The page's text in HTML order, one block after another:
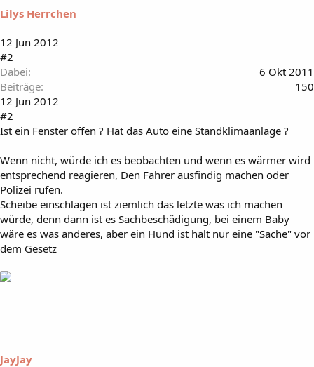
Lilys Herrchen
12 Jun 2012
#2
Dabei
6 Okt 2011
Beiträge
150
12 Jun 2012
#2
Ist ein Fenster offen ? Hat das Auto eine Standklimaanlage ?
Wenn nicht, würde ich es beobachten und wenn es wärmer wird
entsprechend reagieren, Den Fahrer ausfindig machen oder
Polizei rufen.
Scheibe einschlagen ist ziemlich das letzte was ich machen
würde, denn dann ist es Sachbeschädigung, bei einem Baby
wäre es was anderes, aber ein Hund ist halt nur eine "Sache" vor
dem Gesetz
JayJay